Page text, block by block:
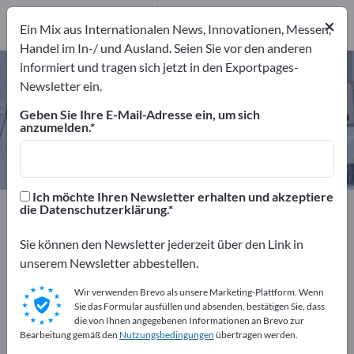
Prüfmaschinen – Hersteller und
Anbieter Hersteller
43
43
Exportpages Medizin & Labor
Kostenlos inserieren auf
Bedarfe – Angebote – Gebrauchtwaren –
Geschäftskontakte>> hier starten
×
Ein Mix aus Internationalen News, Innovationen, Messen,
Handel im In-/ und Ausland. Seien Sie vor den anderen
informiert und tragen sich jetzt in den Exportpages-
Newsletter ein.
Geben Sie Ihre E-Mail-Adresse ein, um sich
anzumelden.
Ich möchte Ihren Newsletter erhalten und akzeptiere
die Datenschutzerklärung.
Sie können den Newsletter jederzeit über den Link in
unserem Newsletter abbestellen.
Wir verwenden Brevo als unsere Marketing-Plattform. Wenn
Sie das Formular ausfüllen und absenden, bestätigen Sie, dass
die von Ihnen angegebenen Informationen an Brevo zur
Bearbeitung gemäß den Nutzungsbedingungen übertragen werden.